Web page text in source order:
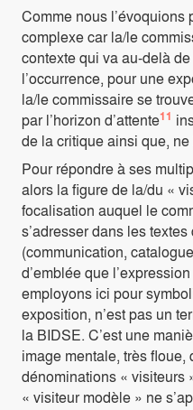
Comme nous
complexe car la/le
contexte qui va au-delà
l’occurrence, pour une
la/le commissaire se
par l’horizon d’attente11
de la critique ainsi que,
Pour répondre à ses
alors la figure de la/du «
focalisation auquel le
s’adresser dans les textes
(communication,
d’emblée que
employons ici pour
exposition, n’est pas un
la BIDSE. C’est une
image mentale, très floue,
dénominations « visiteurs
« visiteur modèle » ne